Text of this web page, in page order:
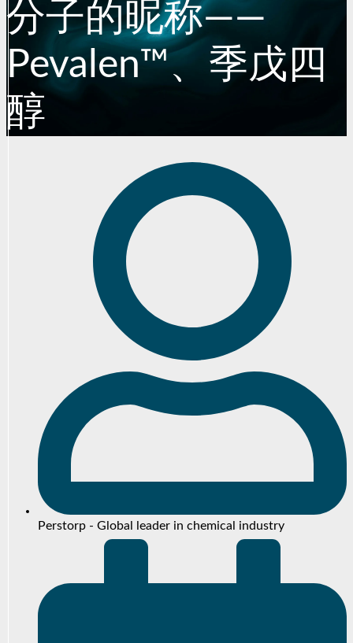
分子的昵称——
Pevalen™、季戊四
醇
Perstorp - Global leader in chemical industry